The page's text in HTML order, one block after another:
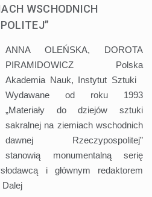
WSCHODNICH
ANNA OLEŃSKA, DOROTA
PIRAMIDOWICZ Polska
Akademia Nauk, Instytut Sztuki
Wydawane od roku 1993
„Materiały do dziejów sztuki
sakralnej na ziemiach wschodnich
dawnej Rzeczypospolitej”
stanowią monumentalną serię
i głównym redaktorem
Dalej